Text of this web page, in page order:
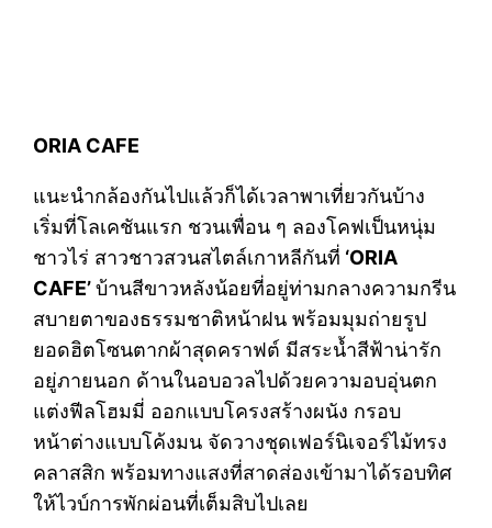
ORIA CAFE
แนะนำกล้องกันไปแล้วก็ได้เวลาพาเที่ยวกันบ้าง
เริ่มที่โลเคชันแรก ชวนเพื่อน ๆ ลองโคฟเป็นหนุ่ม
ชาวไร่ สาวชาวสวนสไตล์เกาหลีกันที่ ‘ORIA
CAFE’บ้านสีขาวหลังน้อยที่อยู่ท่ามกลางความกรีน
สบายตาของธรรมชาติหน้าฝน พร้อมมุมถ่ายรูป
ยอดฮิตโซนตากผ้าสุดคราฟต์ มีสระน้ำสีฟ้าน่ารัก
อยู่ภายนอก ด้านในอบอวลไปด้วยความอบอุ่นตก
แต่งฟีลโฮมมี่ ออกแบบโครงสร้างผนัง กรอบ
หน้าต่างแบบโค้งมน จัดวางชุดเฟอร์นิเจอร์ไม้ทรง
คลาสสิก พร้อมทางแสงที่สาดส่องเข้ามาได้รอบทิศ
ให้ไวบ์การพักผ่อนที่เต็มสิบไปเลย